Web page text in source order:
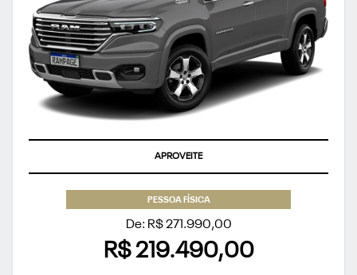
APROVEITE
PESSOA FÍSICA
De: R$ 271.990,00
R$ 219.490,00